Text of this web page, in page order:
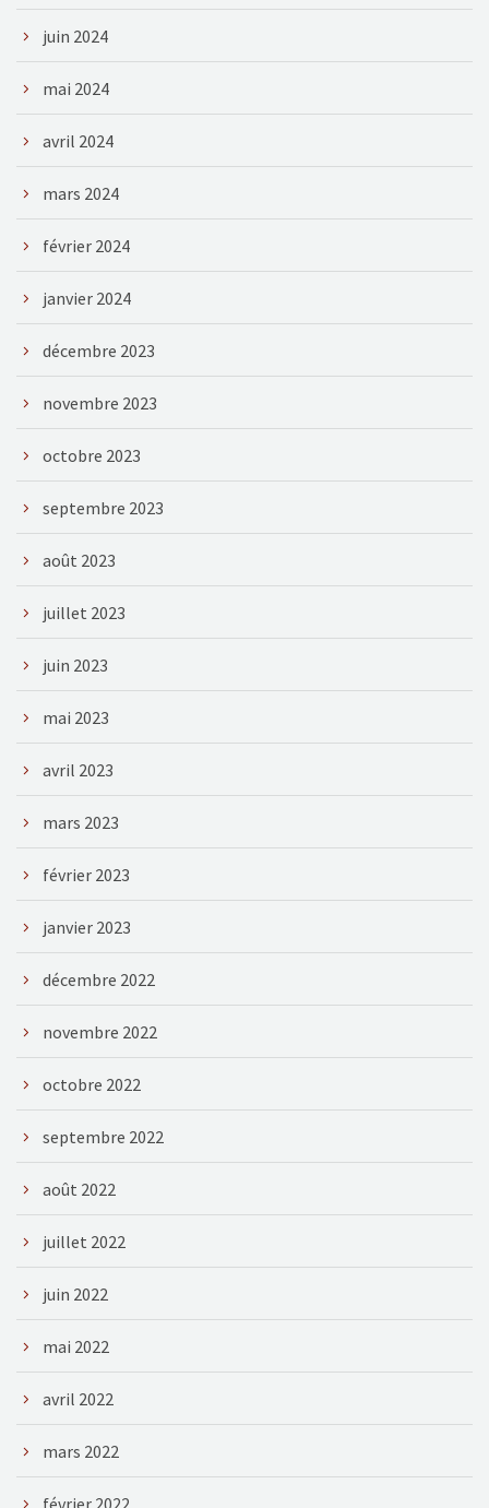
juin 2024
mai 2024
avril 2024
mars 2024
février 2024
janvier 2024
décembre 2023
novembre 2023
octobre 2023
septembre 2023
août 2023
juillet 2023
juin 2023
mai 2023
avril 2023
mars 2023
février 2023
janvier 2023
décembre 2022
novembre 2022
octobre 2022
septembre 2022
août 2022
juillet 2022
juin 2022
mai 2022
avril 2022
mars 2022
février 2022